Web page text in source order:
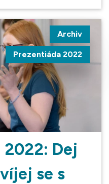
Archiv
Prezentiáda 2022
Dej
se s